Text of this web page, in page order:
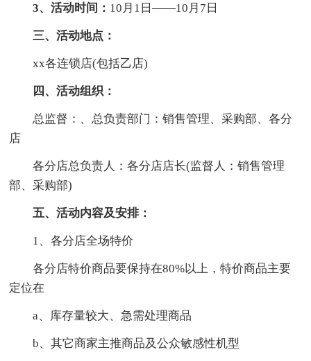
3、活动时间： 10月1日——10月7日
三、活动地点：
xx各连锁店(包括乙店)
四、活动组织：
总监督：、总负责部门：销售管理、采购部、各分
店
各分店总负责人：各分店店长(监督人：销售管理
部、采购部)
五、活动内容及安排：
1、各分店全场特价
各分店特价商品要保持在80%以上，特价商品主要
定位在
a、库存量较大、急需处理商品
b、其它商家主推商品及公众敏感性机型